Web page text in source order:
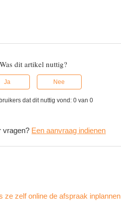
Was dit artikel nuttig?
Ja Nee
dat dit nuttig vond: 0 van 0
vragen? Een aanvraag indienen
ze zelf online de afspraak inplannen